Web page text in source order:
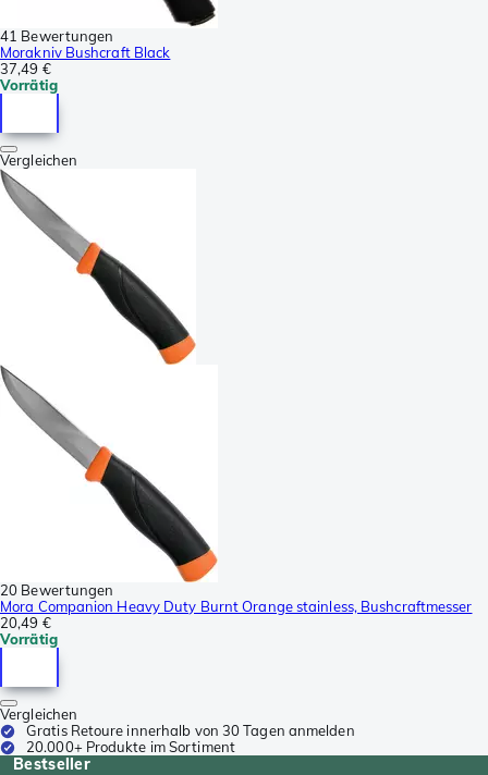
41 Bewertungen
Morakniv Bushcraft Black
37,49 €
Vorrätig
Vergleichen
20 Bewertungen
Mora Companion Heavy Duty Burnt Orange stainless, Bushcraftmesser
20,49 €
Vorrätig
Vergleichen
Gratis Retoure innerhalb von 30 Tagen anmelden
20.000+ Produkte im Sortiment
Bestseller